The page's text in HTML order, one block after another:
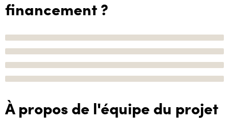
financement ?
À propos de l'équipe du projet